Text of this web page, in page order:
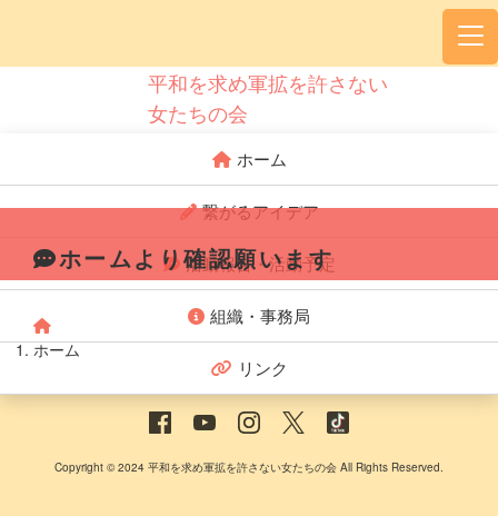
平和を求め軍拡を許さない
女たちの会
ホーム
繋がるアイデア
活動報告・活動予定
組織・事務局
リンク
ホームより確認願います
ホーム
Copyright © 2024 平和を求め軍拡を許さない女たちの会 All Rights Reserved.